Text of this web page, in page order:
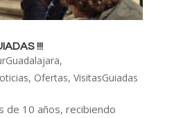
!!!
,
, Ofertas, VisitasGuiadas
de 10 años, recibiendo